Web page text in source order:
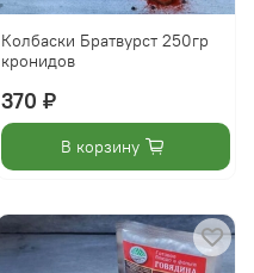
Колбаски Братвурст 250гр
кронидов
370 ₽
В корзину